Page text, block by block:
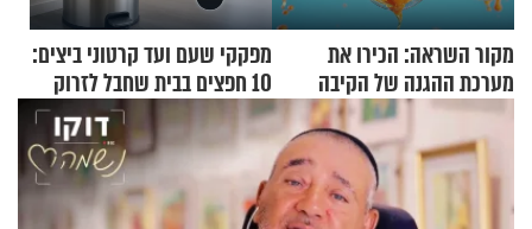
מקור השראה: הכירו את
מערכת ההגנה של הקיבה
מפקקי שעם ועד קרטוני ביצים:
10 חפצים בבית שחבל לזרוק
לפח